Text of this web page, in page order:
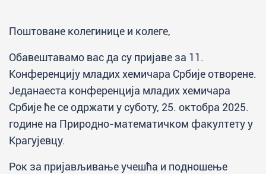
Поштоване колегинице и колеге,
Обавештавамо вас да су пријаве за 11.
Kонференцију младих хемичара Србије отворене.
Једанаеста конференција младих хемичара
Србије ће се одржати у суботу, 25. октобра 2025.
године на Природно-математичком факултету у
Крагујевцу.
Рок за пријављивање учешћа и подношење